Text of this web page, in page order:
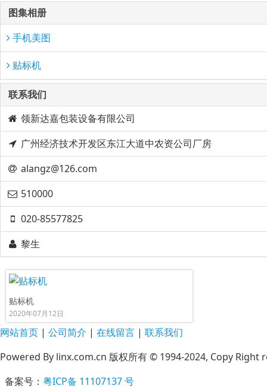
图集相册
手机美图
贴标机
联系我们
领新达嘉包装设备有限公司​
广州经济技术开发区东江大道中农资公司厂房
alangz@126.com
510000
020-85577825
黎生
贴标机
2020年07月12日
网站首页 | 公司简介 | 在线留言 | 联系我们
Powered By linx.com.cn 版权所有 © 1994-2024, Copy Right
备案号： 粤ICP备 11107137 号